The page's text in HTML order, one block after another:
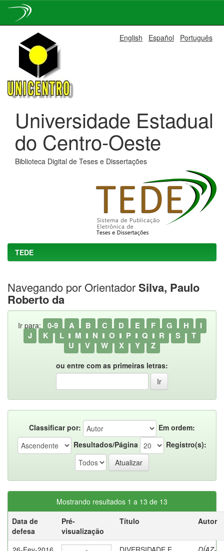
navigation
English Español Português
Universidade Estadual
do Centro-Oeste
Biblioteca Digital de Teses e Dissertações
TEDE
Navegando por OrientadorSilva, Paulo
Roberto da
Ir para: 0-9 A B C D E F G H
I
J
K L M N O P Q R S
T
U
V W X Y Z
ou entre com as primeiras letras:
Classificar por:
Em ordem:
Resultados/Página
Registro(s):
Mostrando resultados 1 a 13 de 13
Data de
defesa
Pré-
visualização
Título Autor